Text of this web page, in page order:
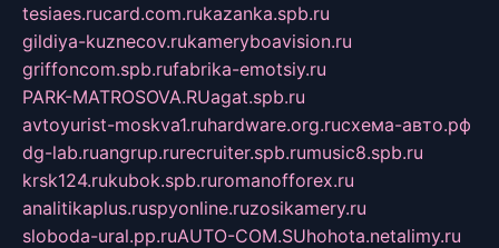
tesiaes.rucard.com.rukazanka.spb.ru
gildiya-kuznecov.rukameryboavision.ru
griffoncom.spb.rufabrika-emotsiy.ru
PARK-MATROSOVA.RUagat.spb.ru
avtoyurist-moskva1.ruhardware.org.ruсхема-авто.рф
dg-lab.ruangrup.rurecruiter.spb.rumusic8.spb.ru
krsk124.rukubok.spb.ruromanofforex.ru
analitikaplus.ruspyonline.ruzosikamery.ru
sloboda-ural.pp.ruAUTO-COM.SUhohota.netalimy.ru